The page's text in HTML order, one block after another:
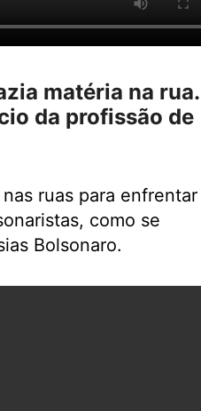
matéria na rua.
da profissão de
ruas para
como se
Bolsonaro.